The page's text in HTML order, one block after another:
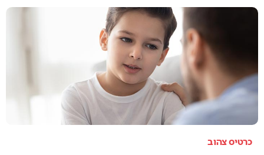
כרטיס צהוב